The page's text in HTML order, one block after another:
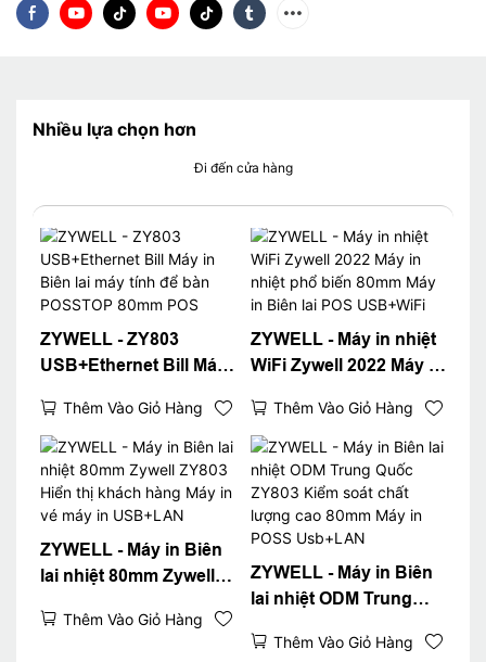
Nhiều lựa chọn hơn
Đi đến cửa hàng
ZYWELL - ZY803
USB+Ethernet Bill Máy
bàn POSSTOP 80mm
POS
Thêm Vào Giỏ Hàng
ZYWELL - Máy in nhiệt
WiFi Zywell 2022 Máy in
Máy in Biên lai POS
USB+WiFi
Thêm Vào Giỏ Hàng
ZYWELL - Máy in Biên
lai nhiệt 80mm Zywell
hàng Máy in vé máy in
Thêm Vào Giỏ Hàng
ZYWELL - Máy in Biên
lai nhiệt ODM Trung
chất lượng cao 80mm
Thêm Vào Giỏ Hàng